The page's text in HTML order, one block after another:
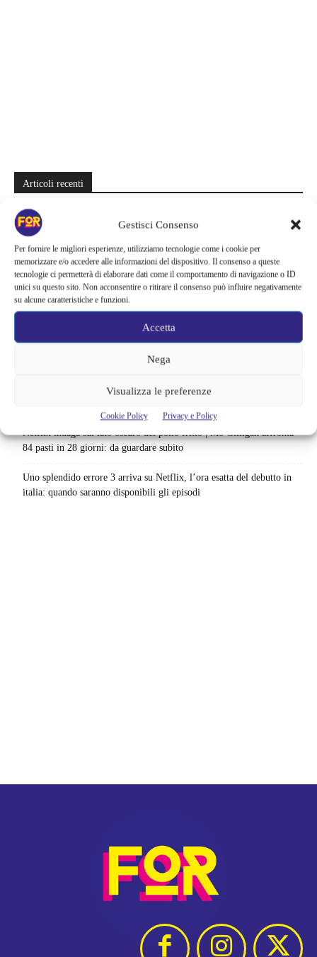
Gestisci Consenso
Per fornire le migliori esperienze, utilizziamo tecnologie come i cookie per
memorizzare e/o accedere alle informazioni del dispositivo. Il consenso a queste
tecnologie ci permetterà di elaborare dati come il comportamento di navigazione o ID
unici su questo sito. Non acconsentire o ritirare il consenso può influire negativamente
su alcune caratteristiche e funzioni.
Accetta
Nega
Visualizza le preferenze
Cookie Policy Privacy e Policy
Articoli recenti
Barbie 2 rischia di saltare | Warner Bros. ha pochi mesi per trovare un
accordo: il dubbio che divide Hollywood
La bocca del diavolo arriva su Prime Video, squali e claustrofobia nel
nuovo survival horror: una vacanza diventa una trappola
La paura dell’altezza torna al cinema | Il sequel di Fall cambia
scenario: una nuova sfida senza via di fuga
Sony ferma i film sui personaggi di Spider-Man, nessun nuovo
progetto è in sviluppo: cosa resta dell’esperimento
Netflix saluta 16 titoli ad agosto 2026 | 3 serie e 13 film lasciano il
Netflix indaga sul lato oscuro del pollo fritto | Mo Gilligan affronta
84 pasti in 28 giorni: da guardare subito
Uno splendido errore 3 arriva su Netflix, l’ora esatta del debutto in
italia: quando saranno disponibili gli episodi